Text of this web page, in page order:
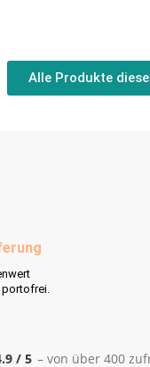
Alle Produkte
portofrei.
/ 5 – von über 400